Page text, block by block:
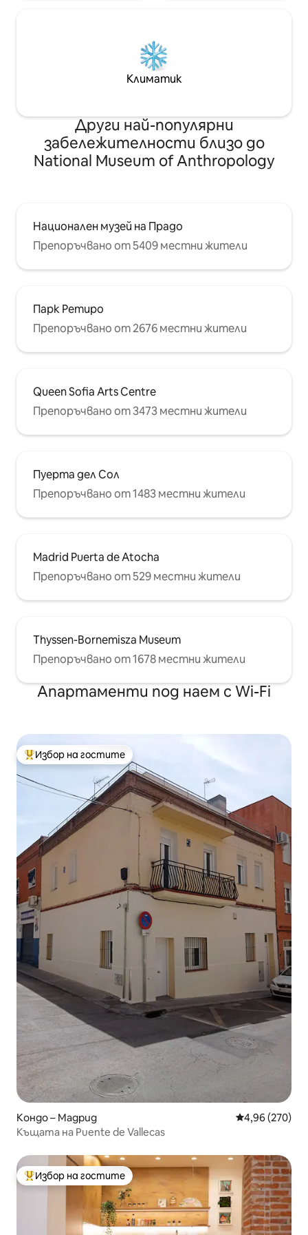
Климатик
Други най-популярни
забележителности близо до
National Museum of Anthropology
Национален музей на Прадо
Препоръчвано от 5409 местни жители
Парк Ретиро
Препоръчвано от 2676 местни жители
Queen Sofia Arts Centre
Препоръчвано от 3473 местни жители
Пуерта дел Сол
Препоръчвано от 1483 местни жители
Madrid Puerta de Atocha
Препоръчвано от 529 местни жители
Thyssen-Bornemisza Museum
Препоръчвано от 1678 местни жители
Апартаменти под наем с Wi-Fi
Най-популярен избор на гостите
Избор на гостите
Кондо – Мадрид Средна
4,96 (270)
Къщата на Puente de Vallecas
Най-популярен избор на гостите
Избор на гостите